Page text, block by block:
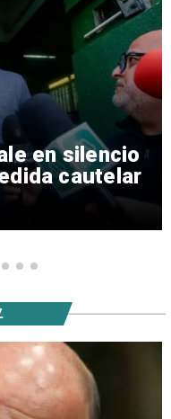
en silencio
cautelar